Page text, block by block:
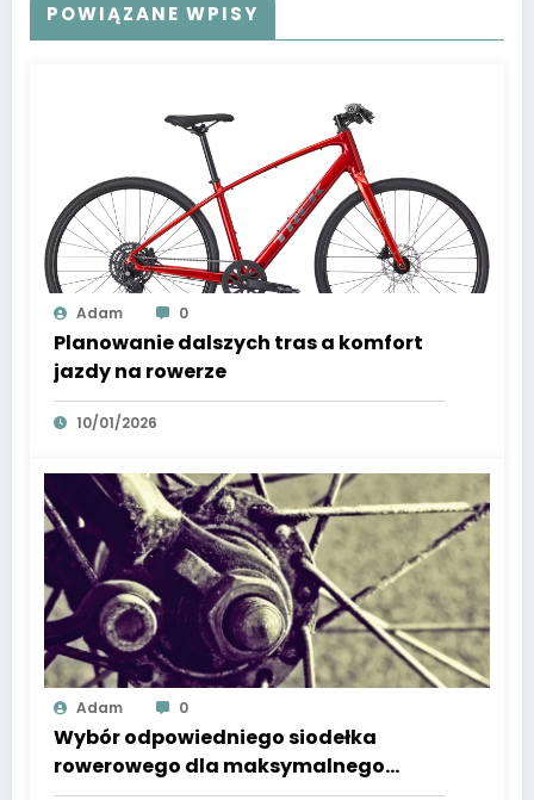
POWIĄZANE WPISY
Adam 0
Planowanie dalszych tras a komfort
jazdy na rowerze
10/01/2026
Adam 0
Wybór odpowiedniego siodełka
rowerowego dla maksymalnego